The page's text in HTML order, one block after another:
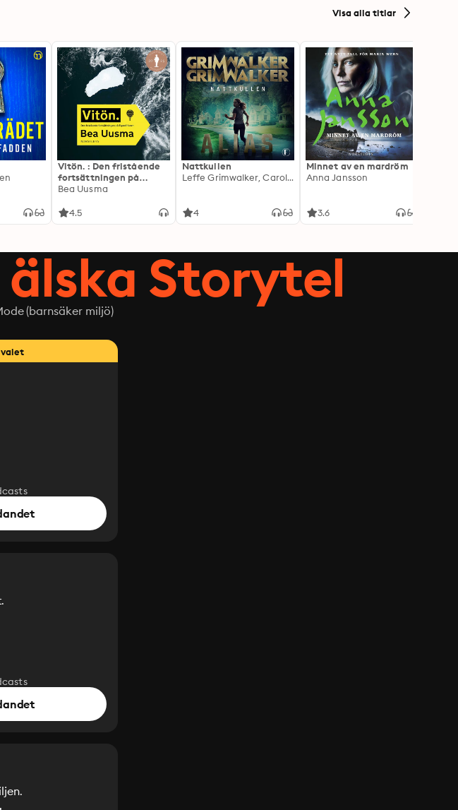
Visa alla titlar
Vitön. : Den fristående
fortsättningen på
Expeditionen
Bea Uusma
4.5
Nattkullen
Leffe Grimwalker, Caroline Grimwalker
4
Minnet av en mardröm
Anna Jansson
3.6
Storytel
(barnsäker miljö)
valet